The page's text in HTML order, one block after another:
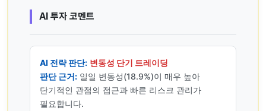
AI 투자 코멘트
AI 전략 판단: 변동성 단기 트레이딩
판단 근거: 일일 변동성(18.9%)이 매우 높아
단기적인 관점의 접근과 빠른 리스크 관리가
필요합니다.